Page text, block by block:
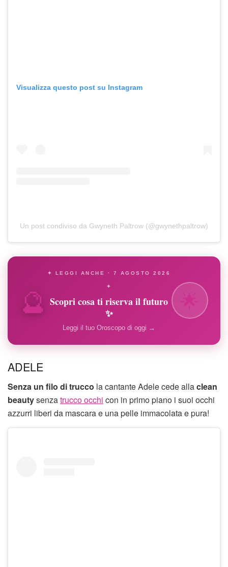
Visualizza questo post su Instagram
Un post condiviso da Gwyneth Paltrow (@gwynethpaltrow)
🔮
✦ LEGGI ANCHE · 7 AGOSTO 2026
✦
Scopri cosa ti riserva il futuro
✨
Leggi il tuo Oroscopo di oggi →
ADELE
Senza un filo di trucco la cantante Adele cede allaclean
beautysenzatrucco occhi con in primo piano i suoi occhi
azzurri liberi da mascara e una pelle immacolata e pura!